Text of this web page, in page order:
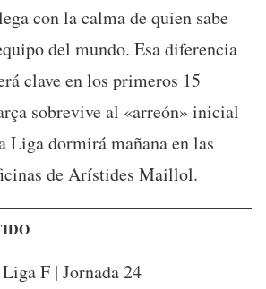
con la calma de quien sabe
del mundo. Esa diferencia
clave en los primeros 15
sobrevive al «arreón» inicial
Liga dormirá mañana en las
de Arístides Maillol.
Liga F | Jornada 24